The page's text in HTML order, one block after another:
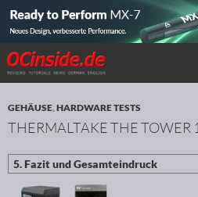
Redaktion ocinside.de PC
Suchen
ZUM INHALT SPRINGEN
GEHÄUSE,HARDWARE TESTS
THERMALTAKE THE TOWER